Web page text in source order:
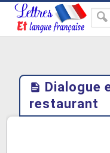
Dialogue
restaurant